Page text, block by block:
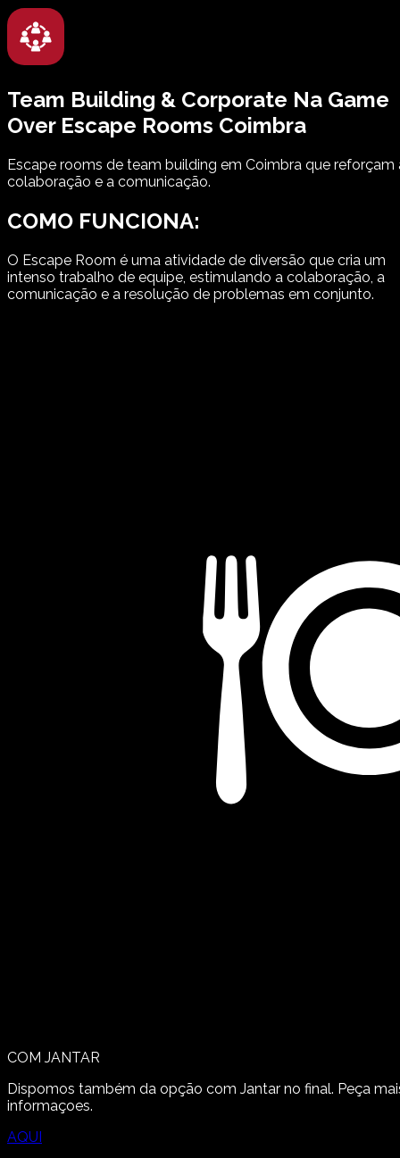
Team Building & Corporate Na Game
Over Escape Rooms Coimbra
Escape rooms de team building em Coimbra que reforçam
colaboração e a comunicação.
COMO FUNCIONA:
O Escape Room é uma atividade de diversão que cria um
intenso trabalho de equipe, estimulando a colaboração, a
comunicação e a resolução de problemas em conjunto.
COM JANTAR
Dispomos também da opção com Jantar no final. Peça
informaçoes.
AQUI